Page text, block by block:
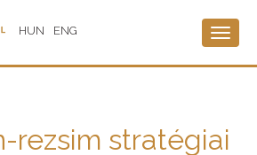
HUN ENG
rezsim stratégiai